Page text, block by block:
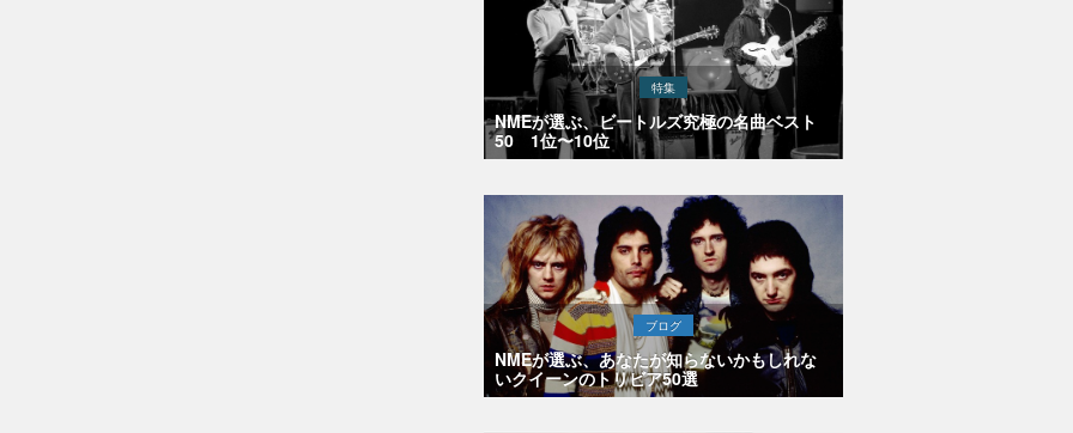
特集
NMEが選ぶ、ビートルズ究極の名曲ベスト
50 1位〜10位
ブログ
NMEが選ぶ、あなたが知らないかもしれな
いクイーンのトリビア50選